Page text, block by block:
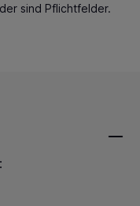
sind Pflichtfelder.